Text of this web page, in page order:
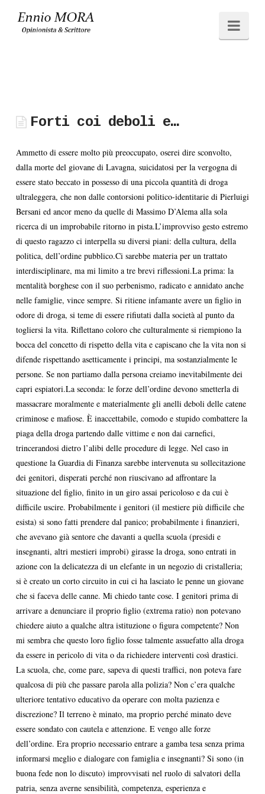
Ennio
Forti coi deboli e…
Ammetto di essere molto più preoccupato, oserei dire sconvolto,
dalla morte del giovane di Lavagna, suicidatosi per la vergogna di
essere stato beccato in possesso di una piccola quantità di droga
ultraleggera, che non dalle contorsioni politico-identitarie di Pierluigi
Bersani ed ancor meno da quelle di Massimo D’Alema alla sola
ricerca di un improbabile ritorno in pista.L’improvviso gesto estremo
di questo ragazzo ci interpella su diversi piani: della cultura, della
politica, dell’ordine pubblico.Ci sarebbe materia per un trattato
interdisciplinare, ma mi limito a tre brevi riflessioni.La prima: la
mentalità borghese con il suo perbenismo, radicato e annidato anche
nelle famiglie, vince sempre. Si ritiene infamante avere un figlio in
odore di droga, si teme di essere rifiutati dalla società al punto da
togliersi la vita. Riflettano coloro che culturalmente si riempiono la
bocca del concetto di rispetto della vita e capiscano che la vita non si
difende rispettando asetticamente i principi, ma sostanzialmente le
persone. Se non partiamo dalla persona creiamo inevitabilmente dei
capri espiatori.La seconda: le forze dell’ordine devono smetterla di
massacrare moralmente e materialmente gli anelli deboli delle catene
criminose e mafiose. È inaccettabile, comodo e stupido combattere la
piaga della droga partendo dalle vittime e non dai carnefici,
trincerandosi dietro l’alibi delle procedure di legge. Nel caso in
questione la Guardia di Finanza sarebbe intervenuta su sollecitazione
dei genitori, disperati perché non riuscivano ad affrontare la
situazione del figlio, finito in un giro assai pericoloso e da cui è
difficile uscire. Probabilmente i genitori (il mestiere più difficile che
esista) si sono fatti prendere dal panico; probabilmente i finanzieri,
che avevano già sentore che davanti a quella scuola (presidi e
insegnanti, altri mestieri improbi) girasse la droga, sono entrati in
azione con la delicatezza di un elefante in un negozio di cristalleria;
si è creato un corto circuito in cui ci ha lasciato le penne un giovane
che si faceva delle canne. Mi chiedo tante cose. I genitori prima di
arrivare a denunciare il proprio figlio (extrema ratio) non potevano
chiedere aiuto a qualche altra istituzione o figura competente? Non
mi sembra che questo loro figlio fosse talmente assuefatto alla droga
da essere in pericolo di vita o da richiedere interventi così drastici.
La scuola, che, come pare, sapeva di questi traffici, non poteva fare
qualcosa di più che passare parola alla polizia? Non c’era qualche
ulteriore tentativo educativo da operare con molta pazienza e
discrezione? Il terreno è minato, ma proprio perché minato deve
essere sondato con cautela e attenzione. E vengo alle forze
dell’ordine. Era proprio necessario entrare a gamba tesa senza prima
informarsi meglio e dialogare con famiglia e insegnanti? Si sono (in
buona fede non lo discuto) improvvisati nel ruolo di salvatori della
patria, senza averne sensibilità, competenza, esperienza e